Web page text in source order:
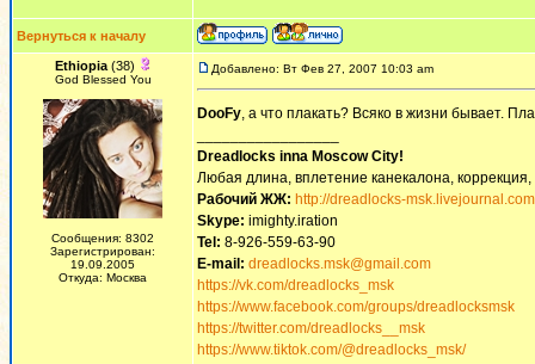
Вернуться к началу
Ethiopia(38)
God Blessed You
Сообщения: 8302
Зарегистрирован:
19.09.2005
Откуда: Москва
Добавлено: Вт Фев 27, 2007 10:03 am
DooFy, а что плакать? Всяко в жизни бывает.
Dreadlocks inna Moscow Сity!
Любая длина, вплетение канекалона,
Рабочий ЖЖ: http://dreadlocks-
Skype: imighty.iration
Tel: 8-926-559-63-90
E-mail: dreadlocks.msk@gmail.com
https://vk.com/dreadlocks_msk
https://www.facebook.com/groups/dreadlocksmsk
https://twitter.com/dreadlocks__msk
https://www.tiktok.com/@dreadlocks_msk/